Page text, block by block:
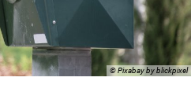
© Pixabay by blickpixel